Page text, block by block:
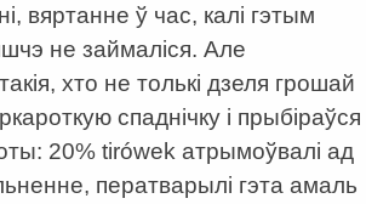
вяртанне ў час, калі гэтым
не займаліся. Але
хто не толькі дзеля грошай
спаднічку і прыбіраўся
20% tirówеk атрымоўвалі ад
ператварылі гэта амаль